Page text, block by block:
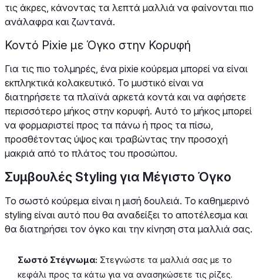
τις άκρες, κάνοντας τα λεπτά μαλλιά να φαίνονται πιο
ανάλαφρα και ζωντανά.
Κοντό Pixie με Όγκο στην Κορυφή
Για τις πιο τολμηρές, ένα pixie κούρεμα μπορεί να είναι
εκπληκτικά κολακευτικό. Το μυστικό είναι να
διατηρήσετε τα πλαϊνά αρκετά κοντά και να αφήσετε
περισσότερο μήκος στην κορυφή. Αυτό το μήκος μπορεί
να φορμαριστεί προς τα πάνω ή προς τα πίσω,
προσθέτοντας ύψος και τραβώντας την προσοχή
μακριά από το πλάτος του προσώπου.
Συμβουλές Styling για Μέγιστο Όγκο
Το σωστό κούρεμα είναι η μισή δουλειά. Το καθημερινό
styling είναι αυτό που θα αναδείξει το αποτέλεσμα και
θα διατηρήσει τον όγκο και την κίνηση στα μαλλιά σας.
Σωστό Στέγνωμα: Στεγνώστε τα μαλλιά σας με το
κεφάλι προς τα κάτω για να ανασηκώσετε τις ρίζες.